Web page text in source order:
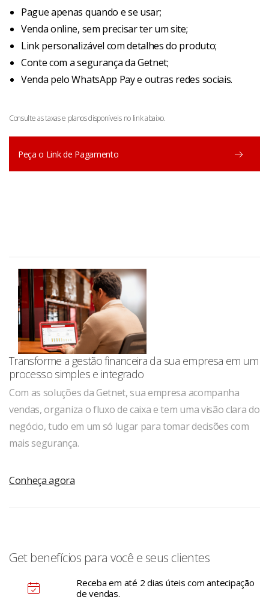
Pague apenas quando e se usar;
Venda online, sem precisar ter um site;
Link personalizável com detalhes do produto;
Conte com a segurança da Getnet;
Venda pelo WhatsApp Pay e outras redes sociais.
Consulte as taxas e planos disponíveis no link abaixo.
Peça o Link de Pagamento
Transforme a gestão financeira da sua empresa em um
processo simples e integrado
Com as soluções da Getnet, sua empresa acompanha
vendas, organiza o fluxo de caixa e tem uma visão clara do
negócio, tudo em um só lugar para tomar decisões com
mais segurança.
Conheça agora
Get benefícios para você e seus clientes
Receba em até 2 dias úteis com antecipação
de vendas.